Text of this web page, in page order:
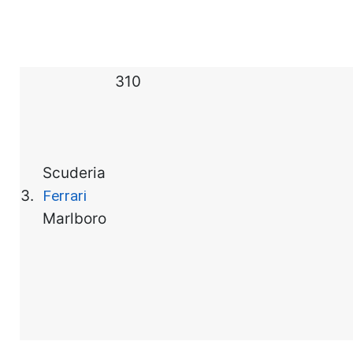
3.
Scuderia
Ferrari
Marlboro
310